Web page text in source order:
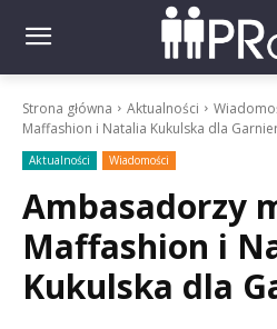
Strona główna Aktualności
Maffashion i Natalia Kukulska dla
Aktualności Wiadomości
Ambasadorzy
Maffashion i
Kukulska dla